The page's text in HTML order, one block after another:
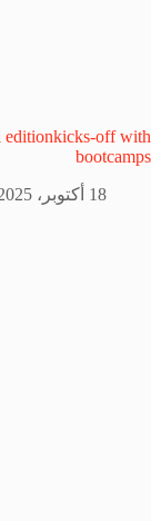
editionkicks-off with
bootcamps
18 أكتوبر، 2025